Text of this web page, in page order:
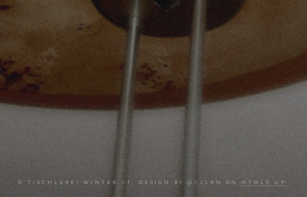
© TISCHLEREI-WINTER.AT, DESIGN BY @AJLKN ON HTML5 UP.